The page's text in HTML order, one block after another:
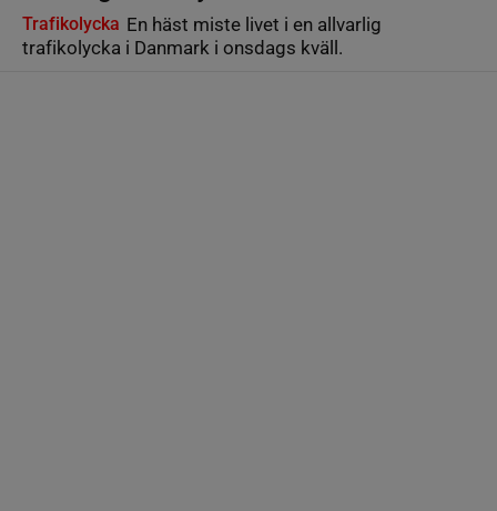
Trafikolycka En häst miste livet i en allvarlig
trafikolycka i Danmark i onsdags kväll.